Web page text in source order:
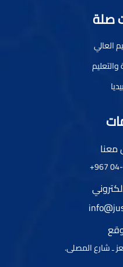
صلة
العالي
والتعليم
معنا
04-
ـ شارع المصلى.